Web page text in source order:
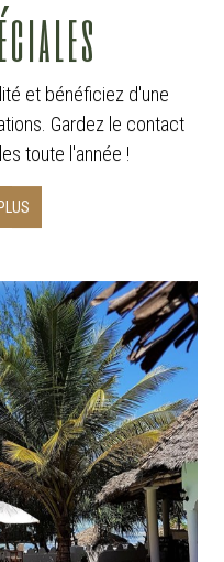
et bénéficiez d'une
Gardez le contact
toute l'année !